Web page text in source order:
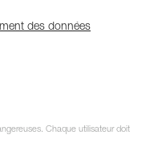
des données
Chaque utilisateur doit